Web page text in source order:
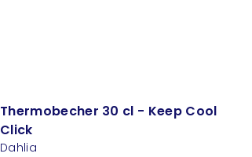
Thermobecher 30 cl - Keep Cool
Click
Dahlia